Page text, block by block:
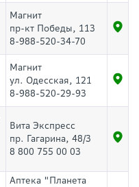
Магнит
пр-кт Победы, 113
8-988-520-34-70
Магнит
ул. Одесская, 121
8-988-520-29-93
Вита Экспресс
пр. Гагарина, 48/3
8 800 755 00 03
Аптека "Планета